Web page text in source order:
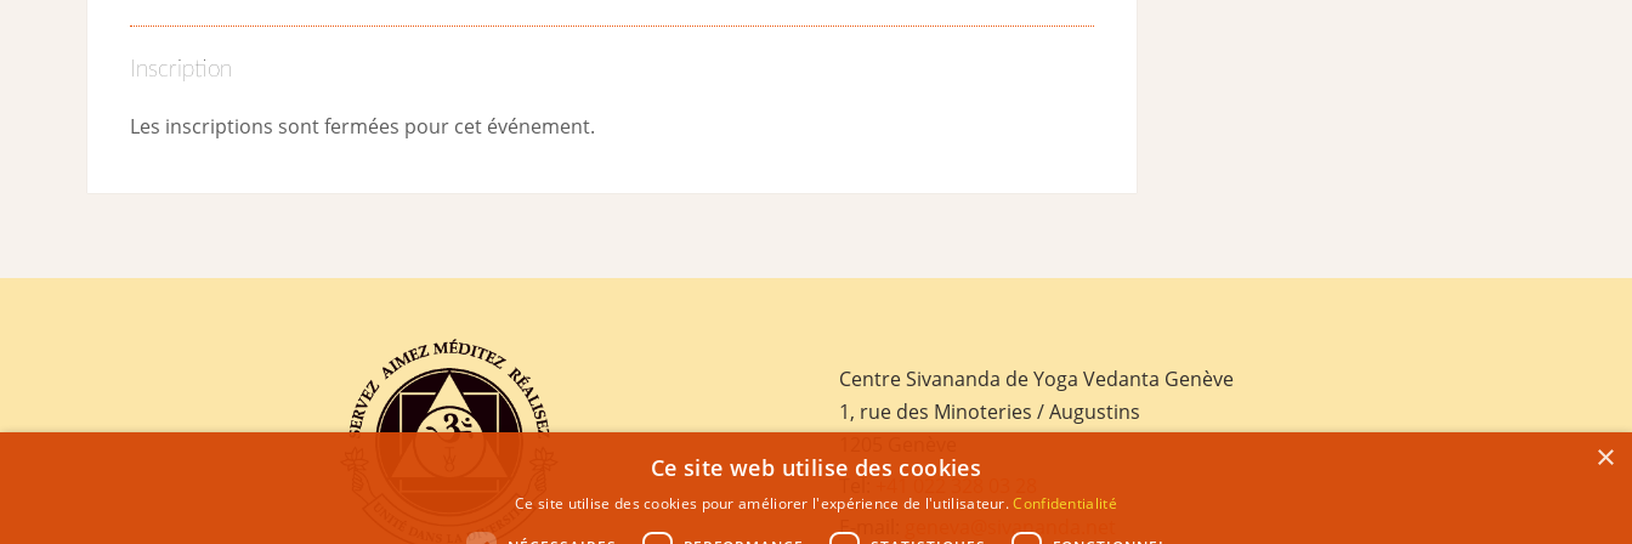
Inscription
Les inscriptions sont fermées pour cet événement.
Centre Sivananda de Yoga Vedanta Genève
1, rue des Minoteries / Augustins
E-mail:
geneva@sivananda.net
×
Ce site web utilise des cookies
Ce site utilise des cookies pour améliorer l'expérience de l'utilisateur.Confidentialité